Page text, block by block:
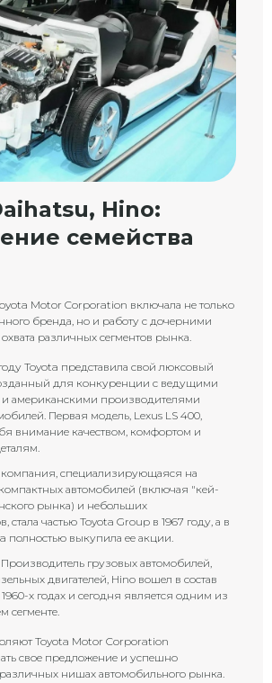
Hino:
семейства
Motor Corporation включала не только
бренда, но и работу с дочерними
различных сегментов рынка.
Toyota представила свой люксовый
для конкуренции с ведущими
американскими производителями
Первая модель, Lexus LS 400,
внимание качеством, комфортом и
компания, специализирующаяся на
автомобилей (включая "кей-
рынка) и небольших
стала частью Toyota Group в 1967 году, а в
полностью выкупила ее акции.
Производитель грузовых автомобилей,
двигателей, Hino вошел в состав
х годах и сегодня является одним из
сегменте.
Toyota Motor Corporation
свое предложение и успешно
нишах автомобильного рынка.